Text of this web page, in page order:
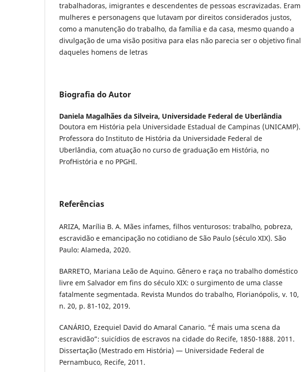
trabalhadoras, imigrantes e descendentes de pessoas escravizadas. Eram
mulheres e personagens que lutavam por direitos considerados justos,
como a manutenção do trabalho, da família e da casa, mesmo quando a
divulgação de uma visão positiva para elas não parecia ser o objetivo final
daqueles homens de letras
Biografia do Autor
Daniela Magalhães da Silveira, Universidade Federal de Uberlândia
Doutora em História pela Universidade Estadual de Campinas (UNICAMP).
Professora do Instituto de História da Universidade Federal de
Uberlândia, com atuação no curso de graduação em História, no
ProfHistória e no PPGHI.
Referências
ARIZA, Marília B. A. Mães infames, filhos venturosos: trabalho, pobreza,
escravidão e emancipação no cotidiano de São Paulo (século XIX). São
Paulo: Alameda, 2020.
BARRETO, Mariana Leão de Aquino. Gênero e raça no trabalho doméstico
livre em Salvador em fins do século XIX: o surgimento de uma classe
fatalmente segmentada. Revista Mundos do trabalho, Florianópolis, v. 10,
n. 20, p. 81-102, 2019.
CANÁRIO, Ezequiel David do Amaral Canario. “É mais uma scena da
escravidão”: suicídios de escravos na cidade do Recife, 1850-1888. 2011.
Dissertação (Mestrado em História) — Universidade Federal de
Pernambuco, Recife, 2011.